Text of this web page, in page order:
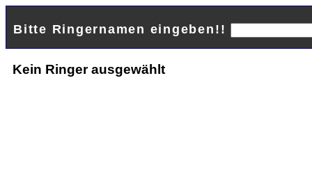
Bitte Ringernamen eingeben!!
Kein Ringer ausgewählt